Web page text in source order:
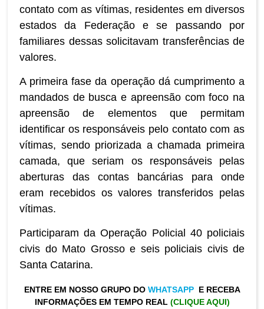
contato com as vítimas, residentes em diversos
estados da Federação e se passando por
familiares dessas solicitavam transferências de
valores.
A primeira fase da operação dá cumprimento a
mandados de busca e apreensão com foco na
apreensão de elementos que permitam
identificar os responsáveis pelo contato com as
vítimas, sendo priorizada a chamada primeira
camada, que seriam os responsáveis pelas
aberturas das contas bancárias para onde
eram recebidos os valores transferidos pelas
vítimas.
Participaram da Operação Policial 40 policiais
civis do Mato Grosso e seis policiais civis de
Santa Catarina.
ENTRE EM NOSSO GRUPO DO WHATSAPP E RECEBA
INFORMAÇÕES EM TEMPO REAL (CLIQUE AQUI)